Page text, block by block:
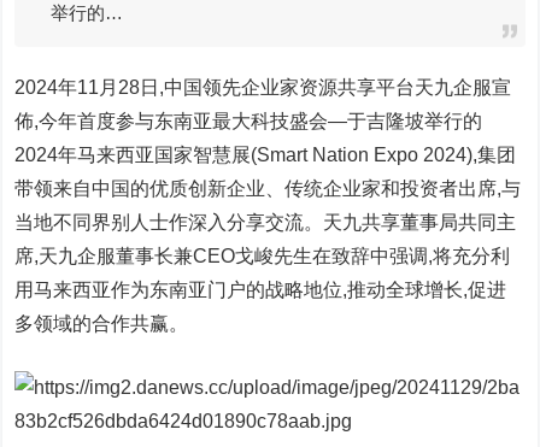
举行的…
2024年11月28日,中国领先企业家资源共享平台天九企服宣
佈,今年首度参与东南亚最大科技盛会—于吉隆坡举行的
2024年马来西亚国家智慧展(Smart Nation Expo 2024),集团
带领来自中国的优质创新企业、传统企业家和投资者出席,与
当地不同界别人士作深入分享交流。天九共享董事局共同主
席,天九企服董事长兼CEO戈峻先生在致辞中强调,将充分利
用马来西亚作为东南亚门户的战略地位,推动全球增长,促进
多领域的合作共赢。